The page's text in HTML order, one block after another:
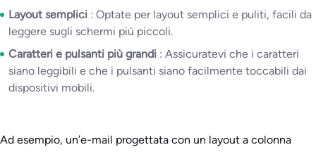
Layout semplici : Optate per layout semplici e puliti, facili da
leggere sugli schermi più piccoli.
Caratteri e pulsanti più grandi : Assicuratevi che i caratteri
siano leggibili e che i pulsanti siano facilmente toccabili dai
dispositivi mobili.
Ad esempio, un’e-mail progettata con un layout a colonna